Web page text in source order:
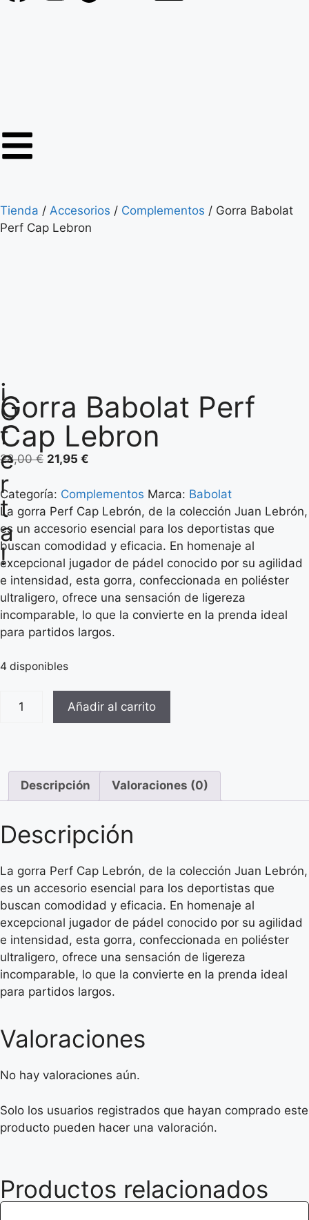
Tienda / Accesorios / Complementos / Gorra Babolat
Perf Cap Lebron
¡
O
f
e
r
t
a
!
Gorra Babolat Perf
Cap Lebron
28,00€ 21,95 €
Categoría: Complementos Marca: Babolat
La gorra Perf Cap Lebrón, de la colección Juan Lebrón,
es un accesorio esencial para los deportistas que
buscan comodidad y eficacia. En homenaje al
excepcional jugador de pádel conocido por su agilidad
e intensidad, esta gorra, confeccionada en poliéster
ultraligero, ofrece una sensación de ligereza
incomparable, lo que la convierte en la prenda ideal
para partidos largos.
4 disponibles
Añadir al carrito
Descripción Valoraciones (0)
Descripción
La gorra Perf Cap Lebrón, de la colección Juan Lebrón,
es un accesorio esencial para los deportistas que
buscan comodidad y eficacia. En homenaje al
excepcional jugador de pádel conocido por su agilidad
e intensidad, esta gorra, confeccionada en poliéster
ultraligero, ofrece una sensación de ligereza
incomparable, lo que la convierte en la prenda ideal
para partidos largos.
Valoraciones
No hay valoraciones aún.
Solo los usuarios registrados que hayan comprado este
producto pueden hacer una valoración.
Productos relacionados